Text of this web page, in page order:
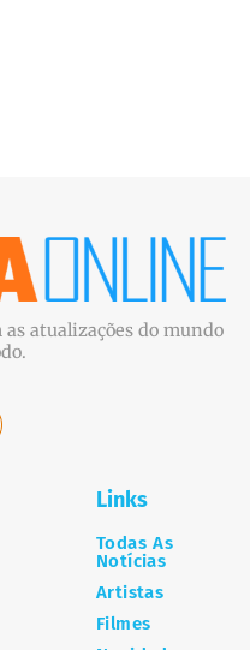
atualizações do mundo
Links
Todas As
Notícias
Artistas
Filmes